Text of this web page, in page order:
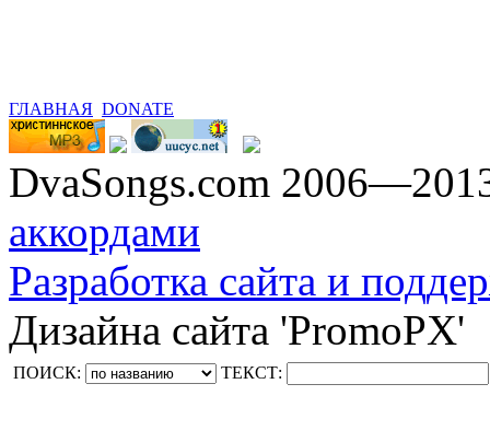
ГЛАВНАЯ DONATE
DvaSongs.com
аккордами
Разработка сайта и
Дизайна сайта 'PromoPX'
ПОИСК: ТЕКСТ: